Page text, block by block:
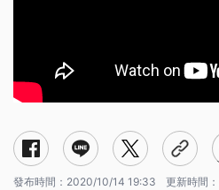
發布時間： 2020/10/14 19:33 更新時間：